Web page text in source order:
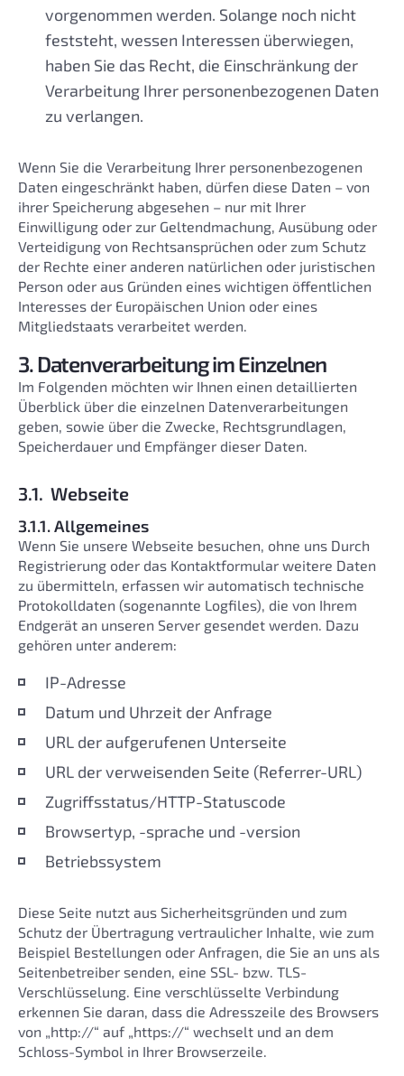
vorgenommen werden. Solange noch nicht
feststeht, wessen Interessen überwiegen,
haben Sie das Recht, die Einschränkung der
Verarbeitung Ihrer personenbezogenen Daten
zu verlangen.
Wenn Sie die Verarbeitung Ihrer personenbezogenen
Daten eingeschränkt haben, dürfen diese Daten – von
ihrer Speicherung abgesehen – nur mit Ihrer
Einwilligung oder zur Geltendmachung, Ausübung oder
Verteidigung von Rechtsansprüchen oder zum Schutz
der Rechte einer anderen natürlichen oder juristischen
Person oder aus Gründen eines wichtigen öffentlichen
Interesses der Europäischen Union oder eines
Mitgliedstaats verarbeitet werden.
3. Datenverarbeitung im Einzelnen
Im Folgenden möchten wir Ihnen einen detaillierten
Überblick über die einzelnen Datenverarbeitungen
geben, sowie über die Zwecke, Rechtsgrundlagen,
Speicherdauer und Empfänger dieser Daten.
3.1. Webseite
3.1.1. Allgemeines
Wenn Sie unsere Webseite besuchen, ohne uns Durch
Registrierung oder das Kontaktformular weitere Daten
zu übermitteln, erfassen wir automatisch technische
Protokolldaten (sogenannte Logfiles), die von Ihrem
Endgerät an unseren Server gesendet werden. Dazu
gehören unter anderem:
IP-Adresse
Datum und Uhrzeit der Anfrage
URL der aufgerufenen Unterseite
URL der verweisenden Seite (Referrer-URL)
Zugriffsstatus/HTTP-Statuscode
Browsertyp, -sprache und -version
Betriebssystem
Diese Seite nutzt aus Sicherheitsgründen und zum
Schutz der Übertragung vertraulicher Inhalte, wie zum
Beispiel Bestellungen oder Anfragen, die Sie an uns als
Seitenbetreiber senden, eine SSL- bzw. TLS-
Verschlüsselung. Eine verschlüsselte Verbindung
erkennen Sie daran, dass die Adresszeile des Browsers
von „http://“ auf „https://“ wechselt und an dem
Schloss-Symbol in Ihrer Browserzeile.